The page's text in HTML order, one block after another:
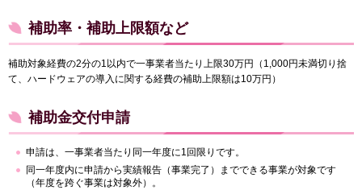
補助率・補助上限額など
補助対象経費の2分の1以内で一事業者当たり上限30万円（1,000円未満切り捨
て、ハードウェアの導入に関する経費の補助上限額は10万円）
補助金交付申請
申請は、一事業者当たり同一年度に1回限りです。
同一年度内に申請から実績報告（事業完了）までできる事業が対象です
（年度を跨ぐ事業は対象外）。